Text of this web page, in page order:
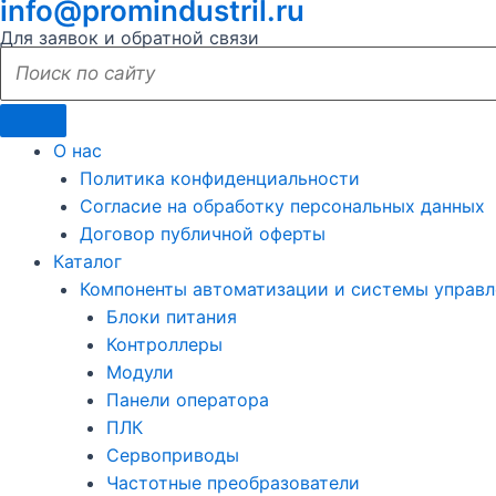
info@promindustril.ru
Для заявок и обратной связи
О нас
Политика конфиденциальности
Согласие на обработку персональных данных
Договор публичной оферты
Каталог
Компоненты автоматизации и системы
Блоки питания
Контроллеры
Модули
Панели оператора
ПЛК
Сервоприводы
Частотные преобразователи